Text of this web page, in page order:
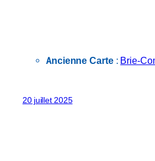
Ancienne Carte: Brie-
20 juillet 2025